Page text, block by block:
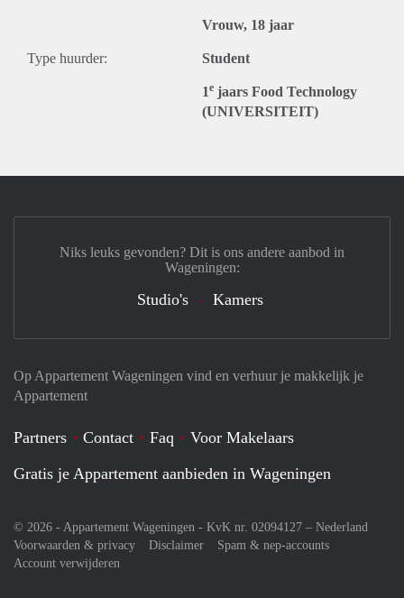
Vrouw, 18 jaar
Type huurder: Student
1e jaars Food Technology
(UNIVERSITEIT)
Op Appartement Wageningen vind en verhuur je makkelijk je
Appartement
Partners Contact Faq
Voor Makelaars
Gratis je Appartement aanbieden in Wageningen
© 2026 - Appartement Wageningen - KvK nr. 02094127 – Nederland
Voorwaarden & privacy
Disclaimer
Spam & nep-accounts
Account verwijderen
Niks leuks gevonden? Dit is ons andere aanbod in
Wageningen:
Studio's Kamers